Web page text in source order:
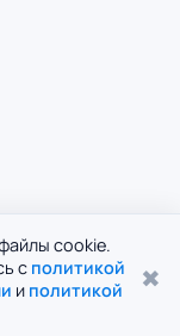
cookie.
с политикой
и политикой
✖